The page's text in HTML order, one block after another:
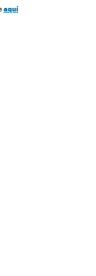
Indústria
aquí